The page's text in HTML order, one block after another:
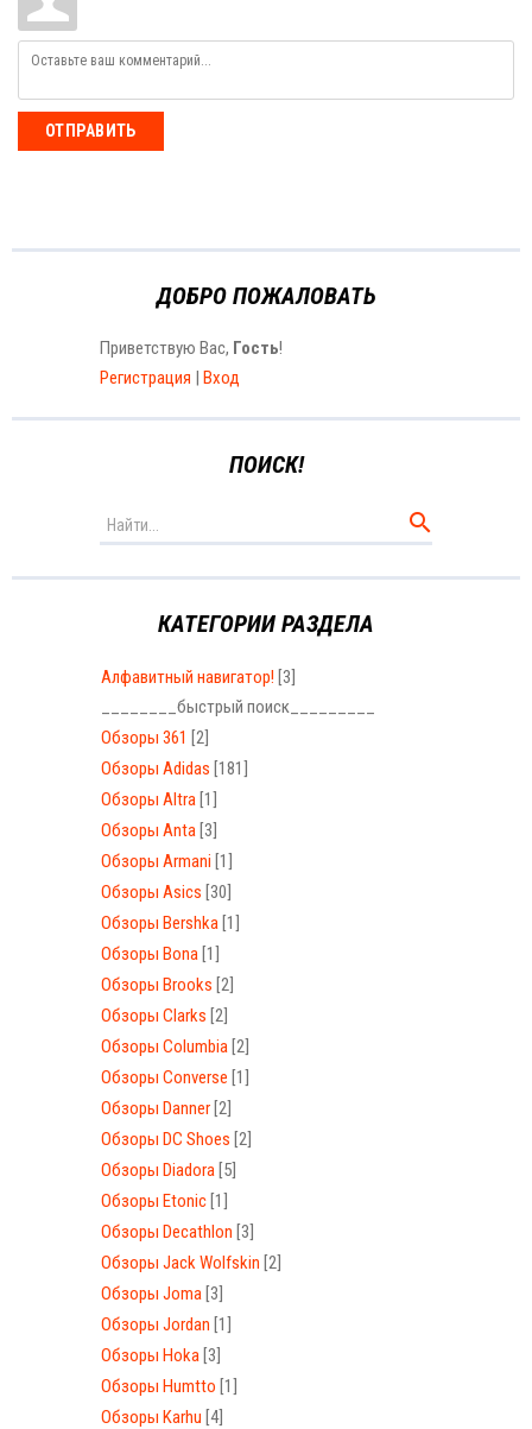
ОТПРАВИТЬ
ДОБРО ПОЖАЛОВАТЬ
Приветствую Вас, Гость!
Регистрация | Вход
ПОИСК!
КАТЕГОРИИ РАЗДЕЛА
Алфавитный навигатор! [3]
________быстрый поиск_________
Обзоры 361 [2]
Обзоры Adidas [181]
Обзоры Altra [1]
Обзоры Anta [3]
Обзоры Armani [1]
Обзоры Asics [30]
Обзоры Bershka [1]
Обзоры Bona [1]
Обзоры Brooks [2]
Обзоры Clarks [2]
Обзоры Columbia [2]
Обзоры Converse [1]
Обзоры Danner [2]
Обзоры DC Shoes [2]
Обзоры Diadora [5]
Обзоры Etonic [1]
Обзоры Decathlon [3]
Обзоры Jack Wolfskin [2]
Обзоры Joma [3]
Обзоры Jordan [1]
Обзоры Hoka [3]
Обзоры Humtto [1]
Обзоры Karhu [4]